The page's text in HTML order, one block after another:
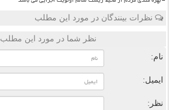
نظرات بینندگان در مورد این مطلب
نظر شما در مورد این مطلب
نام:
ایمیل:
نظر: